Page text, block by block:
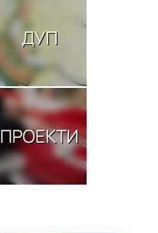
ДУП
ПРОЕКТИ